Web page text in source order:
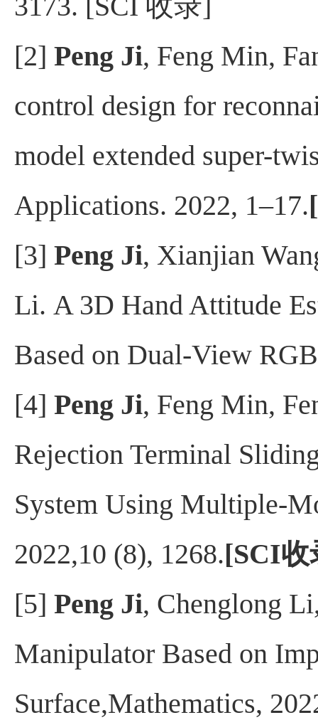
[2] Peng Ji, Feng Min,
control design for
model extended super-
Applications. 2022, 1–17.
[3] Peng Ji, Xianjian
Li. A 3D Hand Attitude
Based on Dual-View
[4] Peng Ji, Feng Min,
Rejection Terminal
System Using Multiple-
2022,10 (8), 1268.[SCI收
[5] Peng Ji, Chenglong
Manipulator Based on
Surface,Mathematics, 2